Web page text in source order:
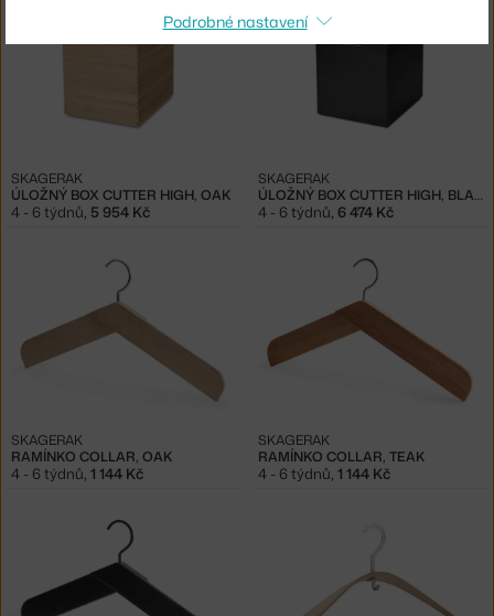
ÚLOŽNÝ BOX CUTTER HIGH, OAK
SKAGERAK
4 - 6 týdnů, 5 954 Kč
ÚLOŽNÝ BOX CUTTER HIGH, BLACK OAK
SKAGERAK
4 - 6 týdnů, 6 474 Kč
RAMÍNKO COLLAR, OAK
SKAGERAK
4 - 6 týdnů, 1 144 Kč
RAMÍNKO COLLAR, TEAK
SKAGERAK
4 - 6 týdnů, 1 144 Kč
Podrobné nastavení